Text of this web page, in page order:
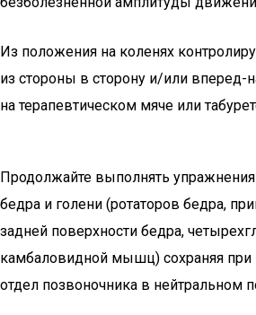
Из положения на коленях
из стороны в сторону и/или вперед-
на терапевтическом мяче или
Продолжайте выполнять
бедра и голени (ротаторов бедра,
задней поверхности бедра,
камбаловидной мышц) сохраняя при
отдел позвоночника в нейтральном